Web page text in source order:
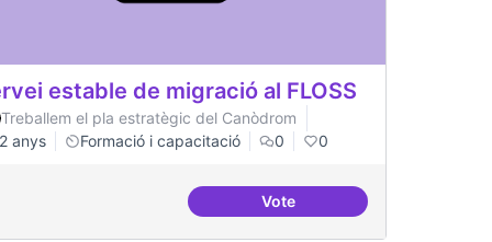
estable de migració al FLOSS
Treballem el pla estratègic del Canòdrom
2 anys
Formació i capacitació 0 0
VoteServei estable de migració al